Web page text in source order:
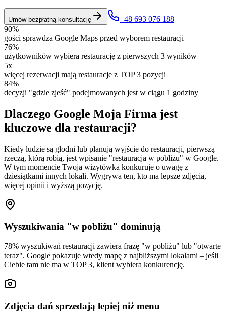
Umów bezpłatną konsultację
+48 693 076 188
90%
gości sprawdza Google Maps przed wyborem restauracji
76%
użytkowników wybiera restaurację z pierwszych 3 wyników
5x
więcej rezerwacji mają restauracje z TOP 3 pozycji
84%
decyzji "gdzie zjeść" podejmowanych jest w ciągu 1 godziny
Dlaczego Google Moja Firma jest
kluczowe dla restauracji?
Kiedy ludzie są głodni lub planują wyjście do restauracji, pierwszą
rzeczą, którą robią, jest wpisanie "restauracja w pobliżu" w Google.
W tym momencie Twoja wizytówka konkuruje o uwagę z
dziesiątkami innych lokali. Wygrywa ten, kto ma lepsze zdjęcia,
więcej opinii i wyższą pozycję.
Wyszukiwania "w pobliżu" dominują
78% wyszukiwań restauracji zawiera frazę "w pobliżu" lub "otwarte
teraz". Google pokazuje wtedy mapę z najbliższymi lokalami – jeśli
Ciebie tam nie ma w TOP 3, klient wybiera konkurencję.
Zdjęcia dań sprzedają lepiej niż menu